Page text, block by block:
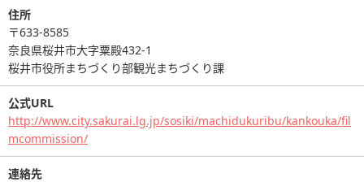
住所
〒633-8585
奈良県桜井市大字粟殿432-1
桜井市役所まちづくり部観光まちづくり課
公式URL
http://www.city.sakurai.lg.jp/sosiki/machidukuribu/kankouka/fil
mcommission/
連絡先